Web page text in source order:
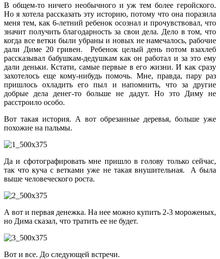
В общем-то ничего необычного и уж тем более геройского.
Но я хотела рассказать эту историю, потому что она поразила
меня тем, как 6-летний ребенок осознал и прочувствовал, что
значит получить благодарность за свои дела. Дело в том, что
когда все ветки были убраны и новых не намечалось, рабочие
дали Диме 20 гривен. Ребенок целый день потом взахлеб
рассказывал бабушкам-дедушкам как он работал и за это ему
дали деньки. Кстати, самые первые в его жизни. И как сразу
захотелось еще кому-нибудь помочь. Мне, правда, пару раз
пришлось охладить его пыл и напомнить, что за другие
добрые дела денег-то больше не дадут. Но это Диму не
расстроило особо.
Вот такая история. А вот обрезанные деревья, больше уже
похожие на пальмы.
Да и сфотографировать мне пришло в голову только сейчас,
так что куча с ветками уже не такая внушительная. А была
выше человеческого роста.
А вот и первая денежка. На нее можно купить 2-3 мороженых,
но Дима сказал, что тратить ее не будет.
Вот и все. До следующей встречи.